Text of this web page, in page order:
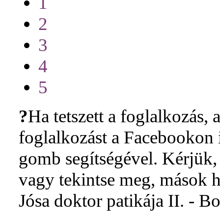
2
3
4
5
?Ha tetszett a foglalkozás,
foglalkozást a
gomb segítségével.
vagy tekintse meg, mások
Jósa doktor patikája II. -